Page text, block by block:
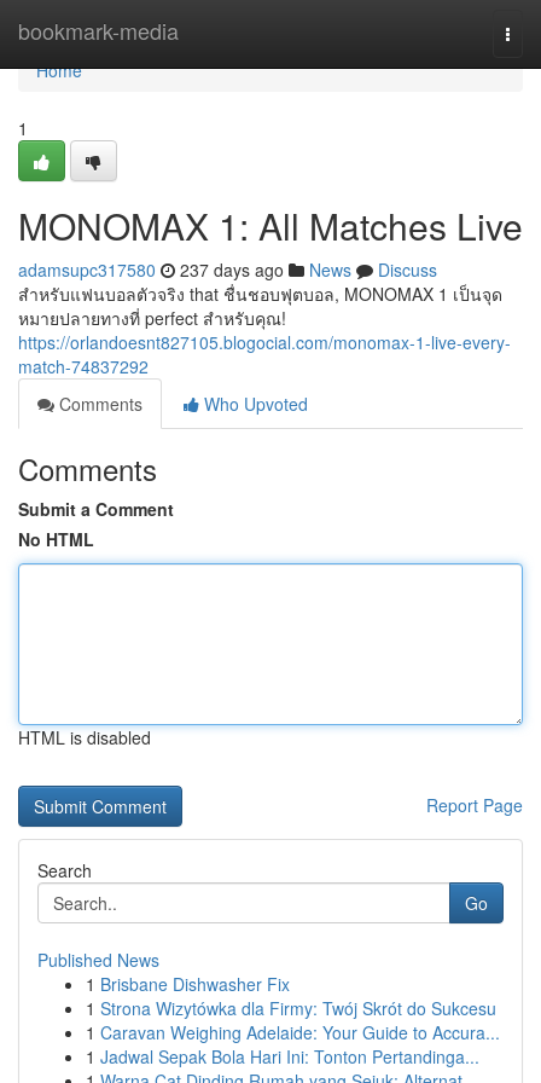
bookmark-media
Home
Home
1
MONOMAX 1: All Matches Live
adamsupc317580 237 days ago News
Discuss
สำหรับแฟนบอลตัวจริง that ชื่นชอบฟุตบอล, MONOMAX 1 เป็นจุด
หมายปลายทางที่ perfect สำหรับคุณ!
https://orlandoesnt827105.blogocial.com/monomax-1-live-every-
match-74837292
Comments
Who Upvoted
Comments
Submit a Comment
No HTML
HTML is disabled
Report Page
Search
Go
Published News
1 Brisbane Dishwasher Fix
1 Strona Wizytówka dla Firmy: Twój Skrót do Sukcesu
1 Caravan Weighing Adelaide: Your Guide to Accura...
1 Jadwal Sepak Bola Hari Ini: Tonton Pertandinga...